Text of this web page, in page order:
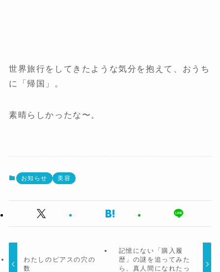
世界旅行をしてきたような気分を抱えて、おうち
に「帰国」。
素晴らしかったな〜。
お知らせ 美容
わたしのピアスの穴の
数
記憶にない「購入履
歴」の謎を追ってみた
ら、真人間になれたっ